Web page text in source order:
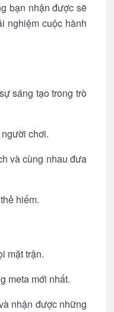
bạn nhận được sẽ
nghiệm cuộc hành
sáng tạo trong trò
chơi.
và cùng nhau đưa
hiếm.
mặt trận.
meta mới nhất.
nhận được những